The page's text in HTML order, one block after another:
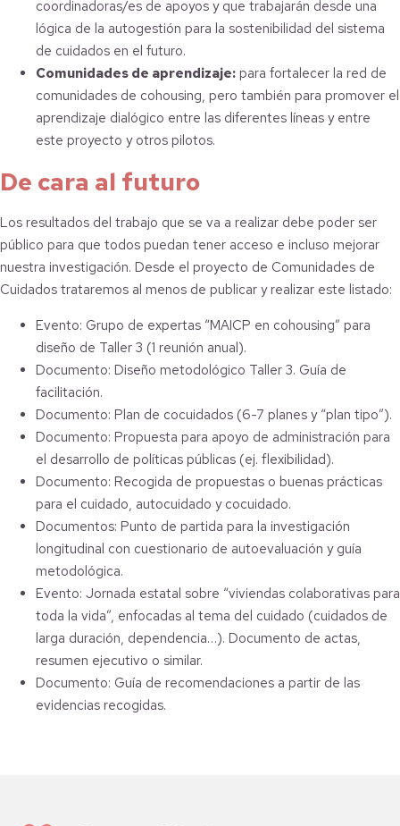
coordinadoras/es de apoyos y que trabajarán desde una
lógica de la autogestión para la sostenibilidad del sistema
de cuidados en el futuro.
Comunidades de aprendizaje: para fortalecer la red de
comunidades de cohousing, pero también para promover el
aprendizaje dialógico entre las diferentes líneas y entre
este proyecto y otros pilotos.
De cara al futuro
Los resultados del trabajo que se va a realizar debe poder ser
público para que todos puedan tener acceso e incluso mejorar
nuestra investigación. Desde el proyecto de Comunidades de
Cuidados trataremos al menos de publicar y realizar este listado:
Evento: Grupo de expertas “MAICP en cohousing” para
diseño de Taller 3 (1 reunión anual).
Documento: Diseño metodológico Taller 3. Guía de
facilitación.
Documento: Plan de cocuidados (6-7 planes y “plan tipo”).
Documento: Propuesta para apoyo de administración para
el desarrollo de políticas públicas (ej. flexibilidad).
Documento: Recogida de propuestas o buenas prácticas
para el cuidado, autocuidado y cocuidado.
Documentos: Punto de partida para la investigación
longitudinal con cuestionario de autoevaluación y guía
metodológica.
Evento: Jornada estatal sobre “viviendas colaborativas para
toda la vida”, enfocadas al tema del cuidado (cuidados de
larga duración, dependencia…). Documento de actas,
resumen ejecutivo o similar.
Documento: Guía de recomendaciones a partir de las
evidencias recogidas.